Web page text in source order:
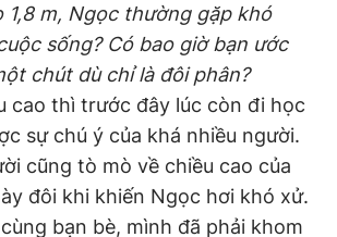
1,8 m, Ngọc thường gặp khó
sống? Có bao giờ bạn ước
chút dù chỉ là đôi phân?
cao thì trước đây lúc còn đi học
sự chú ý của khá nhiều người.
cũng tò mò về chiều cao của
đôi khi khiến Ngọc hơi khó xử.
bạn bè, mình đã phải khom